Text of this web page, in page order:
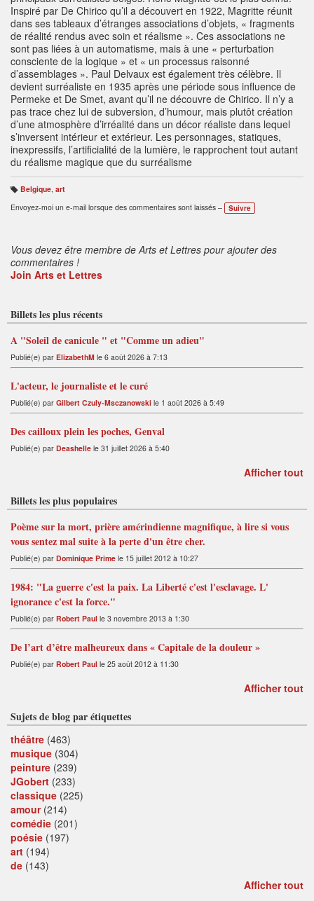
B
ali
s
Belgique, art
Envoyez-moi un e-mail lorsque des commentaires sont laissés –
Suivre
Vous devez être membre de Arts et Lettres pour ajouter des
commentaires !
Join Arts et Lettres
Billets les plus récents
A "Soleil de canicule " et "Comme un adieu"
Publié(e) par ElizabethM le 6 août 2026 à 7:13
L'acteur, le journaliste et le curé
Publié(e) par Gilbert Czuly-Msczanowski le 1 août 2026 à 5:49
Des cailloux plein les poches, Genval
Publié(e) par Deashelle le 31 juillet 2026 à 5:40
Afficher tout
Billets les plus populaires
Poème sur la mort, prière amérindienne magnifique, à lire si vous
vous sentez mal suite à la perte d'un être cher.
Publié(e) par Dominique Prime le 15 juillet 2012 à 10:27
1984: "La guerre c'est la paix. La Liberté c'est l'esclavage. L'
ignorance c'est la force."
Publié(e) par Robert Paul le 3 novembre 2013 à 1:30
De l’art d’être malheureux dans « Capitale de la douleur »
Publié(e) par Robert Paul le 25 août 2012 à 11:30
Afficher tout
Sujets de blog par étiquettes
théâtre (463)
musique (304)
peinture (239)
JGobert (233)
classique (225)
amour(214)
comédie (201)
poésie (197)
art (194)
de (143)
Afficher tout